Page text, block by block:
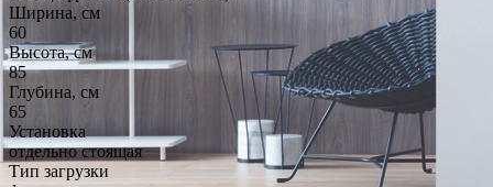
Ширина, см
60
Высота, см
85
Глубина, см
65
Установка
отдельно стоящая
Тип загрузки